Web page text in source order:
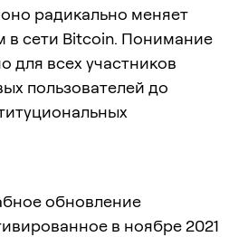
радикально меняет
в сети Bitcoin. Понимание
для всех участников
пользователей до
обновление
в ноябре 2021